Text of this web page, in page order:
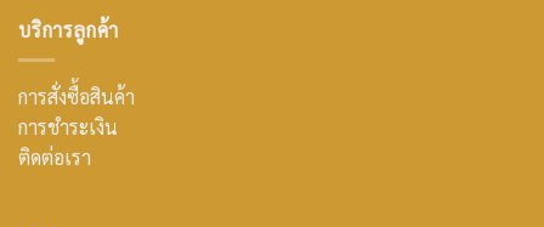
บริการลูกค้า
การสั่งซื้อสินค้า
การชำระเงิน
ติดต่อเรา